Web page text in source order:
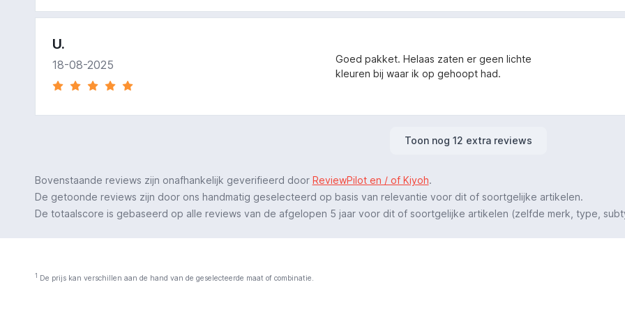
U.
18-08-2025
Goed pakket. Helaas zaten er geen lichte
kleuren bij waar ik op gehoopt had.
Toon nog 12 extra reviews
Bovenstaande reviews zijn onafhankelijk geverifieerd door ReviewPilot en / of Kiyoh.
De getoonde reviews zijn door ons handmatig geselecteerd op basis van relevantie voor dit of soortgelijke artikelen.
De totaalscore is gebaseerd op alle reviews van de afgelopen 5 jaar voor dit of soortgelijke artikelen (zelfde merk, type,
1 De prijs kan verschillen aan de hand van de geselecteerde maat of combinatie.